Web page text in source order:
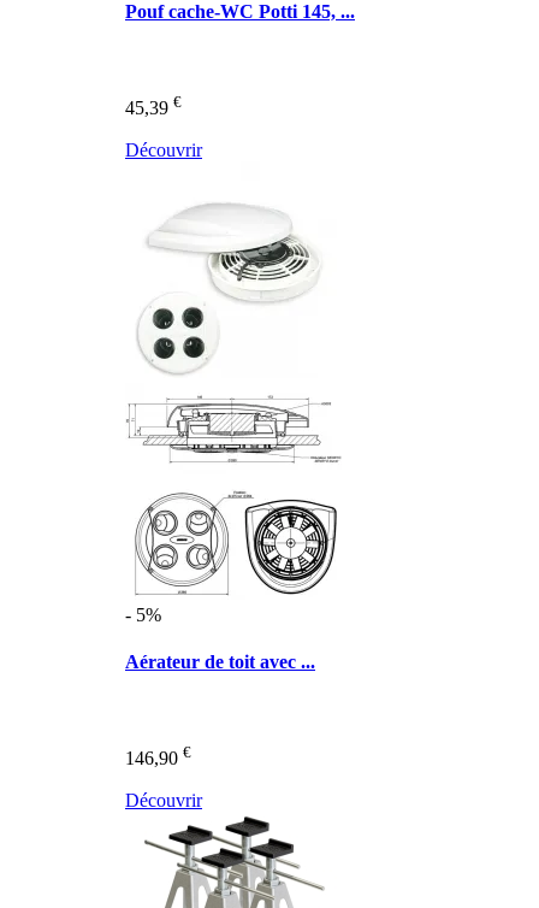
Pouf cache-WC Potti 145, ...
45,39 €
Découvrir
- 5%
Aérateur de toit avec ...
146,90 €
Découvrir